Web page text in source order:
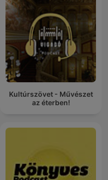
Kultúrszövet - Művészet
az éterben!